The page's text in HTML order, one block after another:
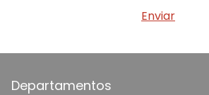
Departamentos